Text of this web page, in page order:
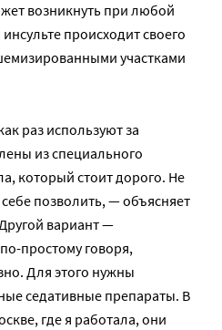
возникнуть при любой
происходит своего
участками
раз используют за
из специального
который стоит дорого. Не
позволить, — объясняет
вариант —
простому говоря,
Для этого нужны
седативные препараты. В
где я работала, они